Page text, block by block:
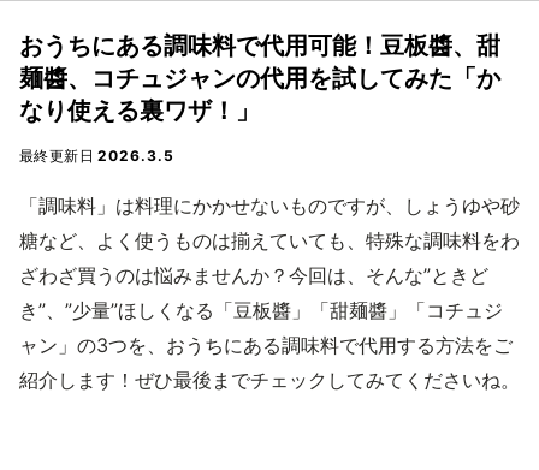
おうちにある調味料で代用可能！豆板醬、甜
麺醬、コチュジャンの代用を試してみた「か
なり使える裏ワザ！」
最終更新日2026.3.5
「調味料」は料理にかかせないものですが、しょうゆや砂
糖など、よく使うものは揃えていても、特殊な調味料をわ
ざわざ買うのは悩みませんか？今回は、そんな”ときど
き”、”少量”ほしくなる「豆板醬」「甜麺醬」「コチュジ
ャン」の3つを、おうちにある調味料で代用する方法をご
紹介します！ぜひ最後までチェックしてみてくださいね。